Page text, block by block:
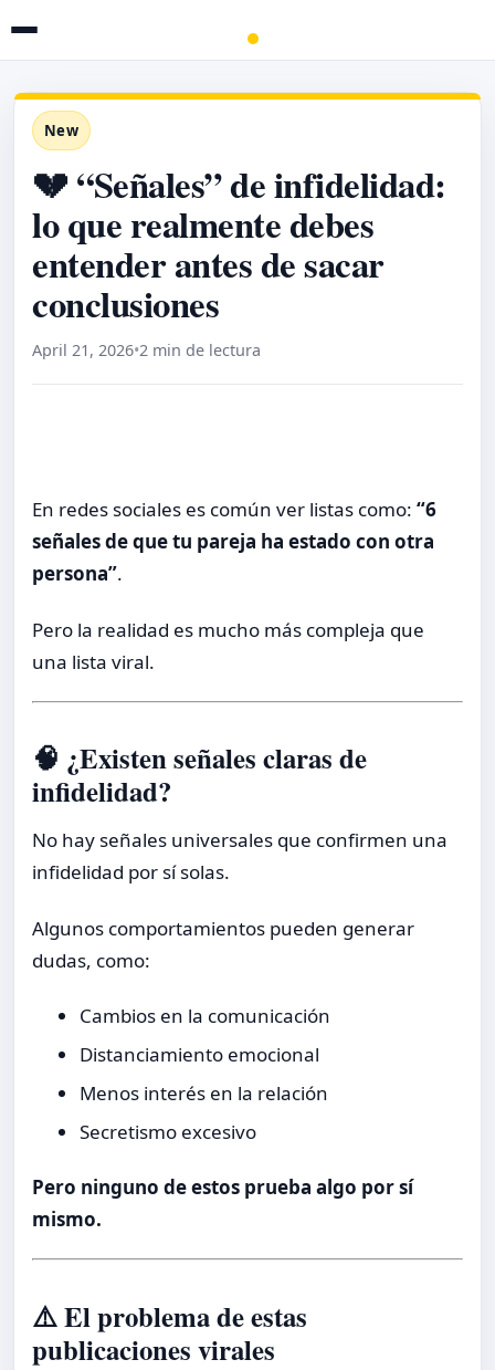
New
💔 “Señales” de infidelidad:
lo que realmente debes
entender antes de sacar
conclusiones
April 21, 2026•2 min de lectura
En redes sociales es común ver listas como: “6
señales de que tu pareja ha estado con otra
persona”.
Pero la realidad es mucho más compleja que
una lista viral.
🧠 ¿Existen señales claras de
infidelidad?
No hay señales universales que confirmen una
infidelidad por sí solas.
Algunos comportamientos pueden generar
dudas, como:
Cambios en la comunicación
Distanciamiento emocional
Menos interés en la relación
Secretismo excesivo
Pero ninguno de estos prueba algo por sí
mismo.
⚠️ El problema de estas
publicaciones virales